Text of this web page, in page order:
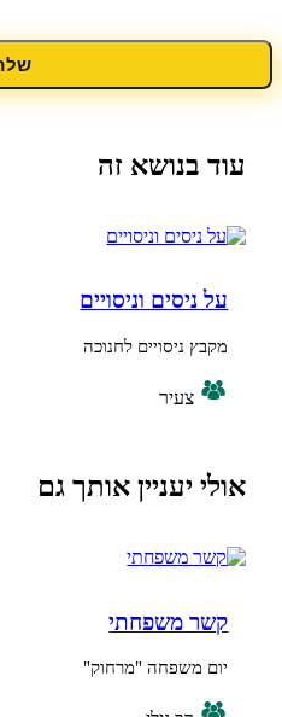
זה
וניסויים
לחנוכה
אותך גם
משפחתי
"מרחוק"